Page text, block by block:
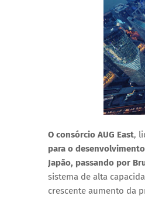
O consórcio AUG East,
para o
Japão, passando por
sistema de alta
crescente aumento da